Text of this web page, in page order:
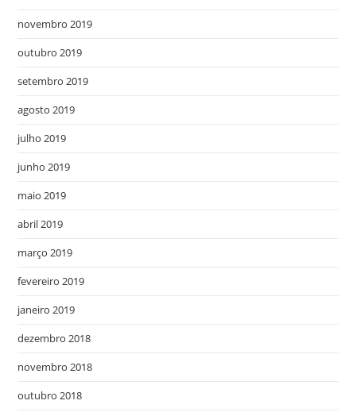
novembro 2019
outubro 2019
setembro 2019
agosto 2019
julho 2019
junho 2019
maio 2019
abril 2019
março 2019
fevereiro 2019
janeiro 2019
dezembro 2018
novembro 2018
outubro 2018